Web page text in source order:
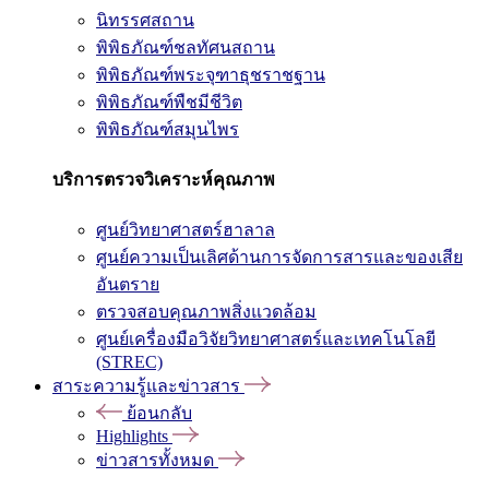
นิทรรศสถาน
พิพิธภัณฑ์ชลทัศนสถาน
พิพิธภัณฑ์พระจุฑาธุชราชฐาน
พิพิธภัณฑ์พืชมีชีวิต
พิพิธภัณฑ์สมุนไพร
บริการตรวจวิเคราะห์คุณภาพ
ศูนย์วิทยาศาสตร์ฮาลาล
ศูนย์ความเป็นเลิศด้านการจัดการสารและของเสีย
อันตราย
ตรวจสอบคุณภาพสิ่งแวดล้อม
ศูนย์เครื่องมือวิจัยวิทยาศาสตร์และเทคโนโลยี
(STREC)
สาระความรู้และข่าวสาร
ย้อนกลับ
Highlights
ข่าวสารทั้งหมด